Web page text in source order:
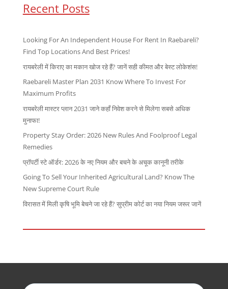
Recent Posts
Looking For An Independent House For Rent In Raebareli?
Find Top Locations And Best Prices!
रायबरेली में किराए का मकान खोज रहे हैं? जानें सही कीमत और बेस्ट लोकेशंस!
Raebareli Master Plan 2031 Know Where To Invest For
Maximum Profits
रायबरेली मास्टर प्लान 2031 जाने कहाँ निवेश करने से मिलेगा सबसे अधिक
मुनाफा!
Property Stay Order: 2026 New Rules And Foolproof Legal
Remedies
प्रॉपर्टी स्टे ऑर्डर: 2026 के नए नियम और बचने के अचूक कानूनी तरीके
Going To Sell Your Inherited Agricultural Land? Know The
New Supreme Court Rule
विरासत में मिली कृषि भूमि बेचने जा रहे हैं? सुप्रीम कोर्ट का नया नियम जरूर जानें